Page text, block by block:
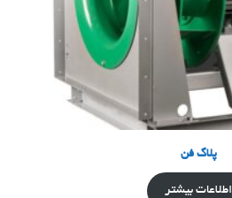
پلاگ فن
اطلاعات بیشتر